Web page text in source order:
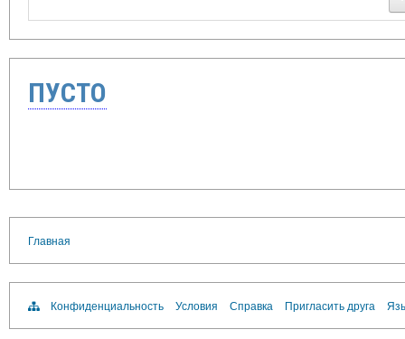
ПУСТО
Главная
Конфиденциальность Условия Справка Пригласить друга